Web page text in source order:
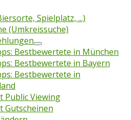
Spielplatz, ...)
(Umkreissuche)
Bestbewertete in München
Bestbewertete in Bayern
Bestbewertete in
Public Viewing
Gutscheinen